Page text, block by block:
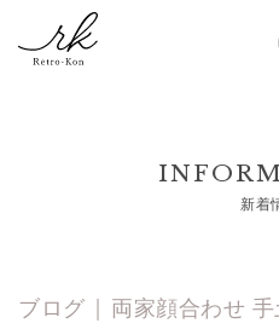
新着
ブログ | 両家顔合わせ